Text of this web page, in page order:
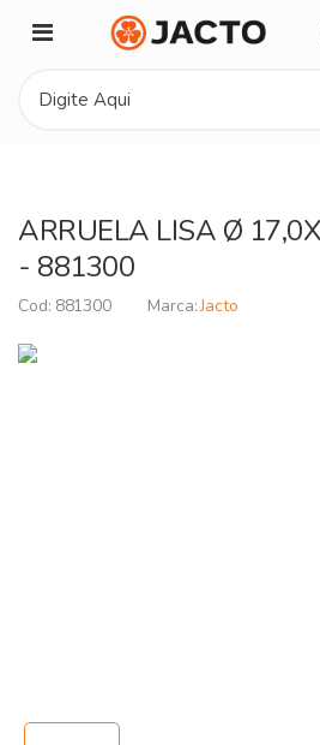
ARRUELA LISA Ø
- 881300
881300 Jacto